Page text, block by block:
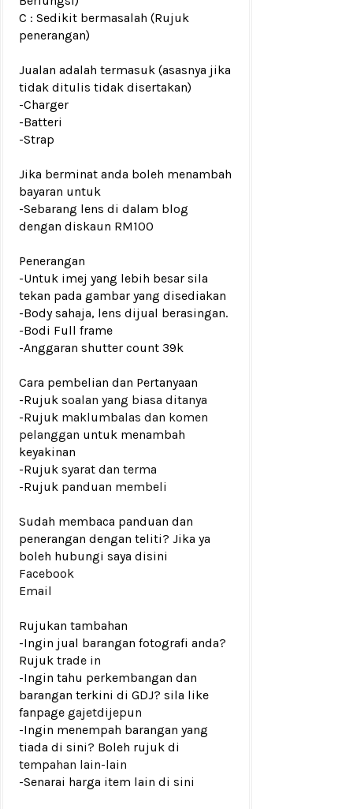
C : Sedikit bermasalah (Rujuk
penerangan)
Jualan adalah termasuk (asasnya jika
tidak ditulis tidak disertakan)
-Charger
-Batteri
-Strap
Jika berminat anda boleh menambah
bayaran untuk
-Sebarang lens di dalam blog
dengan diskaun RM100
Penerangan
-Untuk imej yang lebih besar sila
tekan pada gambar yang disediakan
-Body sahaja, lens dijual berasingan.
-Bodi Full frame
-Anggaran shutter count 39k
Cara pembelian dan Pertanyaan
-Rujuk soalan yang biasa ditanya
-Rujuk maklumbalas dan komen
pelanggan untuk menambah
keyakinan
-Rujuk syarat dan terma
-Rujuk panduan membeli
Sudah membaca panduan dan
penerangan dengan teliti? Jika ya
boleh hubungi saya disini
Facebook
Email
Rujukan tambahan
-Ingin jual barangan fotografi anda?
Rujuk trade in
-Ingin tahu perkembangan dan
barangan terkini di GDJ? sila like
fanpage gajetdijepun
-Ingin menempah barangan yang
tiada di sini? Boleh rujuk di
tempahan lain-lain
-Senarai harga item lain di sini